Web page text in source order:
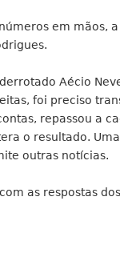
em mãos,
Aécio
foi preciso
repassou a
o resultado.
outras notícias.
as respostas